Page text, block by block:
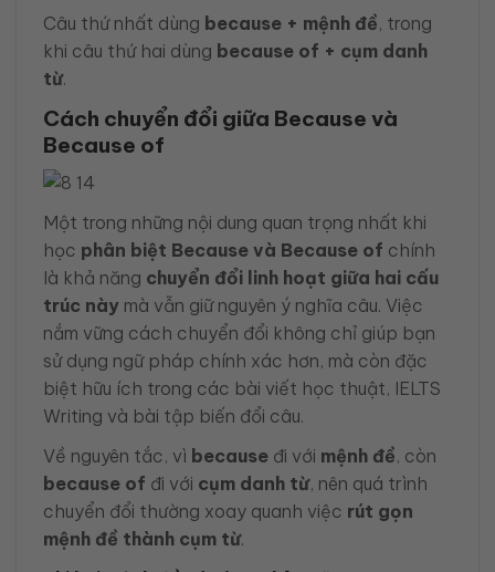
Câu thứ nhất dùng because + mệnh đề, trong
khi câu thứ hai dùng because of + cụm danh
từ.
Cách chuyển đổi giữa Because và
Because of
Một trong những nội dung quan trọng nhất khi
học phân biệt Because và Because of chính
là khả năng chuyển đổi linh hoạt giữa hai cấu
trúc này mà vẫn giữ nguyên ý nghĩa câu. Việc
nắm vững cách chuyển đổi không chỉ giúp bạn
sử dụng ngữ pháp chính xác hơn, mà còn đặc
biệt hữu ích trong các bài viết học thuật, IELTS
Writing và bài tập biến đổi câu.
Về nguyên tắc, vì because đi với mệnh đề, còn
because of đi với cụm danh từ, nên quá trình
chuyển đổi thường xoay quanh việc rút gọn
mệnh đề thành cụm từ.